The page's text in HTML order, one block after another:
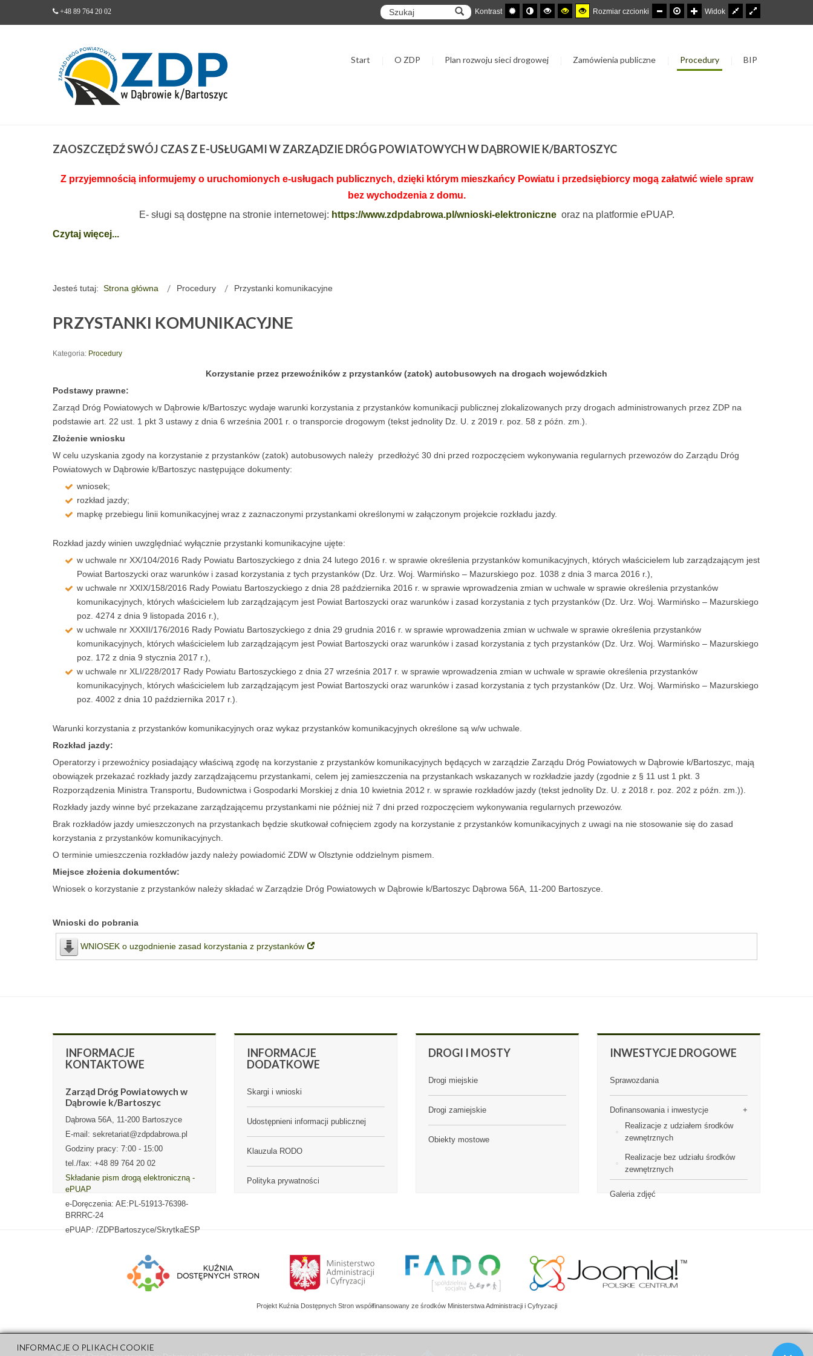
+48 89 764 20 02 Kontrast Rozmiar czcionki Widok
Start O ZDP Plan rozwoju sieci drogowej Zamówienia publiczne Procedury BIP
ZAOSZCZĘDŹSWÓJ CZAS Z E-USŁUGAMI W ZARZĄDZIE DRÓG POWIATOWYCH W DĄBROWIE K/BARTOSZYC
Z przyjemnością informujemy o uruchomionych e-usługach publicznych, dzięki którym mieszkańcy Powiatu i przedsiębiorcy mogą załatwić wiele spraw
bez wychodzenia z domu.
E- sługi są dostępne na stronie internetowej: https://www.zdpdabrowa.pl/wnioski-elektroniczne oraz na platformie ePUAP.
Czytaj więcej...
Jesteś tutaj: Strona główna Procedury Przystanki komunikacyjne
PRZYSTANKI KOMUNIKACYJNE
Kategoria: Procedury
Korzystanie przez przewoźników z przystanków (zatok) autobusowych na drogach wojewódzkich
Podstawy prawne:
Zarząd Dróg Powiatowych w Dąbrowie k/Bartoszyc wydaje warunki korzystania z przystanków komunikacji publicznej zlokalizowanych przy drogach administrowanych przez ZDP na
podstawie art. 22 ust. 1 pkt 3 ustawy z dnia 6 września 2001 r. o transporcie drogowym (tekst jednolity Dz. U. z 2019 r. poz. 58 z późn. zm.).
Złożenie wniosku
W celu uzyskania zgody na korzystanie z przystanków (zatok) autobusowych należy przedłożyć 30 dni przed rozpoczęciem wykonywania regularnych przewozów do Zarządu Dróg
Powiatowych w Dąbrowie k/Bartoszyc następujące dokumenty:
wniosek;
rozkład jazdy;
mapkę przebiegu linii komunikacyjnej wraz z zaznaczonymi przystankami określonymi w załączonym projekcie rozkładu jazdy.
Rozkład jazdy winien uwzględniać wyłącznie przystanki komunikacyjne ujęte:
w uchwale nr XX/104/2016 Rady Powiatu Bartoszyckiego z dnia 24 lutego 2016 r. w sprawie określenia przystanków komunikacyjnych, których właścicielem lub zarządzającym jest
Powiat Bartoszycki oraz warunków i zasad korzystania z tych przystanków (Dz. Urz. Woj. Warmińsko – Mazurskiego poz. 1038 z dnia 3 marca 2016 r.),
w uchwale nr XXIX/158/2016 Rady Powiatu Bartoszyckiego z dnia 28 października 2016 r. w sprawie wprowadzenia zmian w uchwale w sprawie określenia przystanków
komunikacyjnych, których właścicielem lub zarządzającym jest Powiat Bartoszycki oraz warunków i zasad korzystania z tych przystanków (Dz. Urz. Woj. Warmińsko – Mazurskiego
poz. 4274 z dnia 9 listopada 2016 r.),
w uchwale nr XXXII/176/2016 Rady Powiatu Bartoszyckiego z dnia 29 grudnia 2016 r. w sprawie wprowadzenia zmian w uchwale w sprawie określenia przystanków
komunikacyjnych, których właścicielem lub zarządzającym jest Powiat Bartoszycki oraz warunków i zasad korzystania z tych przystanków (Dz. Urz. Woj. Warmińsko – Mazurskiego
poz. 172 z dnia 9 stycznia 2017 r.),
w uchwale nr XLI/228/2017 Rady Powiatu Bartoszyckiego z dnia 27 września 2017 r. w sprawie wprowadzenia zmian w uchwale w sprawie określenia przystanków
komunikacyjnych, których właścicielem lub zarządzającym jest Powiat Bartoszycki oraz warunków i zasad korzystania z tych przystanków (Dz. Urz. Woj. Warmińsko – Mazurskiego
poz. 4002 z dnia 10 października 2017 r.).
Warunki korzystania z przystanków komunikacyjnych oraz wykaz przystanków komunikacyjnych określone są w/w uchwale.
Rozkład jazdy:
Operatorzy i przewoźnicy posiadający właściwą zgodę na korzystanie z przystanków komunikacyjnych będących w zarządzie Zarządu Dróg Powiatowych w Dąbrowie k/Bartoszyc, mają
obowiązek przekazać rozkłady jazdy zarządzającemu przystankami, celem jej zamieszczenia na przystankach wskazanych w rozkładzie jazdy (zgodnie z § 11 ust 1 pkt. 3
Rozporządzenia Ministra Transportu, Budownictwa i Gospodarki Morskiej z dnia 10 kwietnia 2012 r. w sprawie rozkładów jazdy (tekst jednolity Dz. U. z 2018 r. poz. 202 z późn. zm.)).
Rozkłady jazdy winne być przekazane zarządzającemu przystankami nie później niż 7 dni przed rozpoczęciem wykonywania regularnych przewozów.
Brak rozkładów jazdy umieszczonych na przystankach będzie skutkował cofnięciem zgody na korzystanie z przystanków komunikacyjnych z uwagi na nie stosowanie się do zasad
korzystania z przystanków komunikacyjnych.
O terminie umieszczenia rozkładów jazdy należy powiadomić ZDW w Olsztynie oddzielnym pismem.
Miejsce złożenia dokumentów:
Wniosek o korzystanie z przystanków należy składać w Zarządzie Dróg Powiatowych w Dąbrowie k/Bartoszyc Dąbrowa 56A, 11-200 Bartoszyce.
Wnioski do pobrania
WNIOSEK o uzgodnienie zasad korzystania z przystanków
INFORMACJE
KONTAKTOWE
Zarząd Dróg Powiatowych w
Dąbrowie k/Bartoszyc
Dąbrowa 56A, 11-200 Bartoszyce
E-mail: sekretariat@zdpdabrowa.pl
Godziny pracy: 7:00 - 15:00
tel./fax: +48 89 764 20 02
Składanie pism drogą elektroniczną -
ePUAP
e-Doręczenia: AE:PL-51913-76398-
BRRRC-24
ePUAP: /ZDPBartoszyce/SkrytkaESP
INFORMACJE
DODATKOWE
Skargi i wnioski
Udostępnieni informacji publicznej
Klauzula RODO
Polityka prywatności
DROGI I MOSTY
Drogi miejskie
Drogi zamiejskie
Obiekty mostowe
INWESTYCJE DROGOWE
Sprawozdania
Dofinansowania i inwestycje
Realizacje z udziałem środków
zewnętrznych
Realizacje bez udziału środków
zewnętrznych
Galeria zdjęć
Projekt Kuźnia Dostępnych Stron współfinansowany ze środków Ministerstwa Administracji i Cyfryzacji
INFORMACJE O PLIKACH COOKIE